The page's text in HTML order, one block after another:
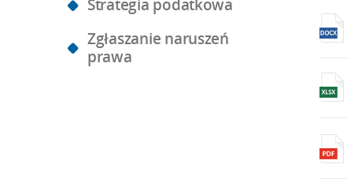
Strategia podatkowa
Zgłaszanie naruszeń
prawa